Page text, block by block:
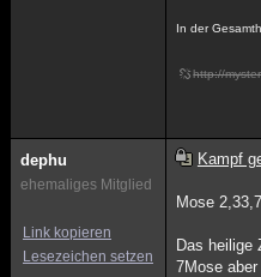
In der
http://
dephu
ehemaliges Mitglied
Link kopieren
Lesezeichen setzen
Kampf
Mose
Das heilige
7Mose